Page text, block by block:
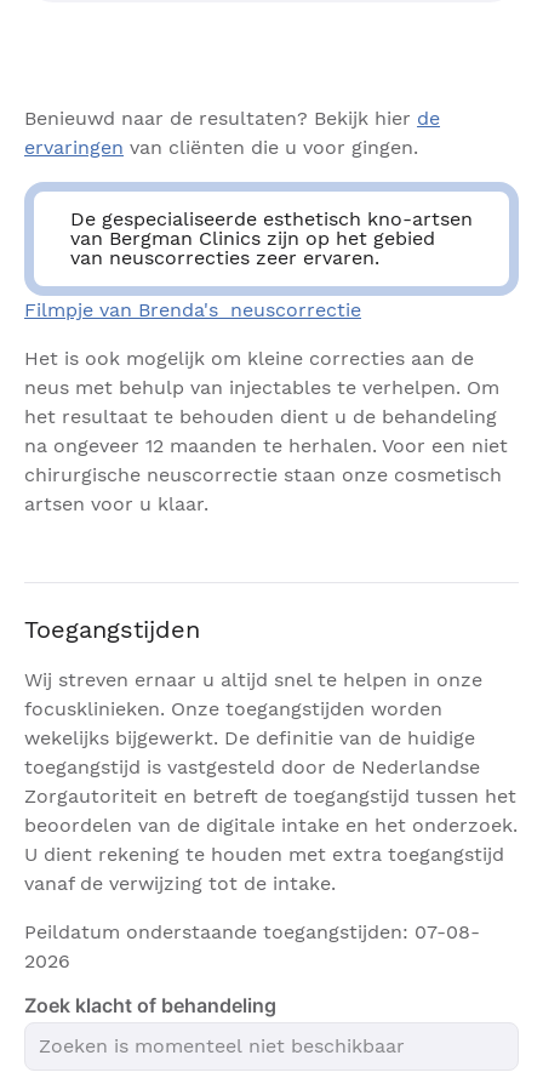
Benieuwd naar de resultaten? Bekijk hier de
ervaringen van cliënten die u voor gingen.
De gespecialiseerde esthetisch kno-artsen
van Bergman Clinics zijn op het gebied
van neuscorrecties zeer ervaren.
Filmpje van Brenda's neuscorrectie
Het is ook mogelijk om kleine correcties aan de
neus met behulp van injectables te verhelpen. Om
het resultaat te behouden dient u de behandeling
na ongeveer 12 maanden te herhalen. Voor een niet
chirurgische neuscorrectie staan onze cosmetisch
artsen voor u klaar.
Toegangstijden
Wij streven ernaar u altijd snel te helpen in onze
focusklinieken. Onze toegangstijden worden
wekelijks bijgewerkt. De definitie van de huidige
toegangstijd is vastgesteld door de Nederlandse
Zorgautoriteit en betreft de toegangstijd tussen het
beoordelen van de digitale intake en het onderzoek.
U dient rekening te houden met extra toegangstijd
vanaf de verwijzing tot de intake.
Peildatum onderstaande toegangstijden: 07-08-
2026
Zoek klacht of behandeling